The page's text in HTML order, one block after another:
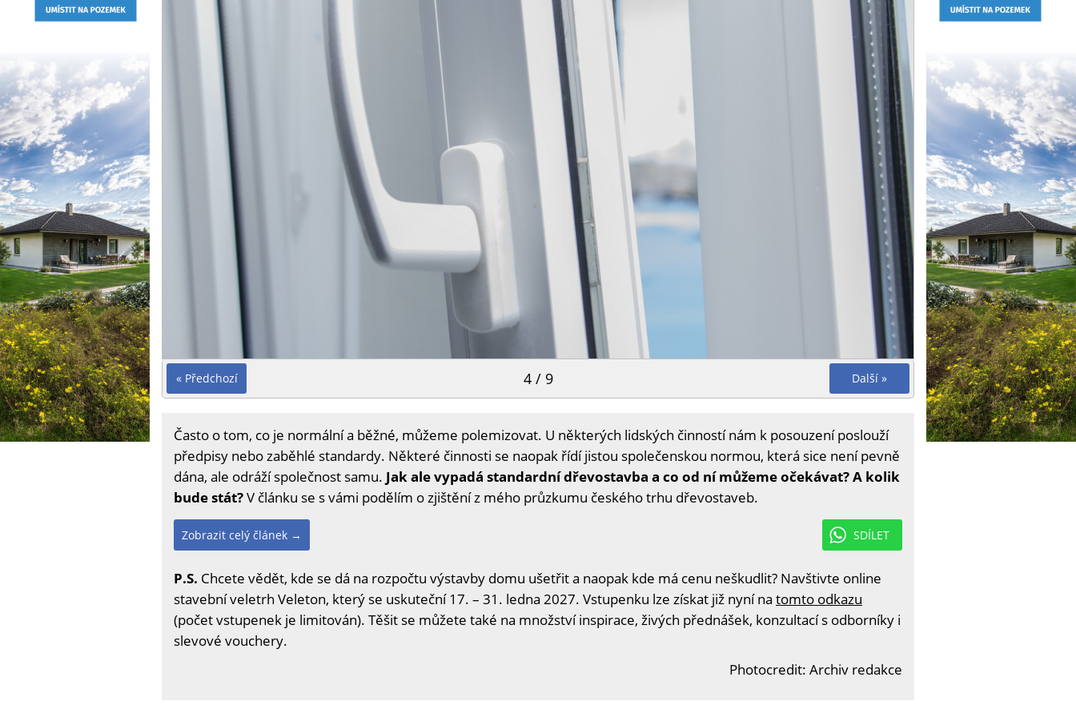
« Předchozí Další »
4 / 9
Často o tom, co je normální a běžné, můžeme polemizovat. U některých lidských činností nám k posouzení poslouží
předpisy nebo zaběhlé standardy. Některé činnosti se naopak řídí jistou společenskou normou, která sice není pevně
dána, ale odráží společnost samu. Jak ale vypadá standardní dřevostavba a co od ní můžeme očekávat? A kolik
bude stát?V článku se s vámi podělím o zjištění z mého průzkumu českého trhu dřevostaveb.
SDÍLET
Zobrazit celý článek →
P.S. Chcete vědět, kde se dá na rozpočtu výstavby domu ušetřit a naopak kde má cenu neškudlit? Navštivte online
stavební veletrh Veleton, který se uskuteční 17. – 31. ledna 2027. Vstupenku lze získat již nyní na tomto odkazu
(počet vstupenek je limitován). Těšit se můžete také na množství inspirace, živých přednášek, konzultací s odborníky i
slevové vouchery.
Photocredit: Archiv redakce